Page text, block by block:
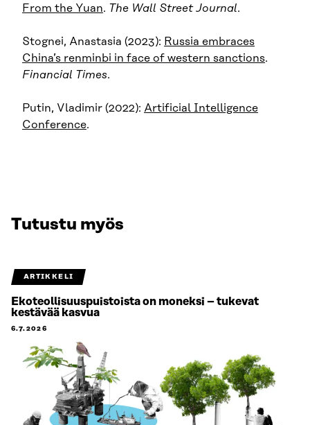
From the Yuan. The Wall Street Journal.
Stognei, Anastasia (2023): Russia embraces
China’s renminbi in face of western sanctions.
Financial Times.
Putin, Vladimir (2022): Artificial Intelligence
Conference.
Tutustu myös
ARTIKKELI
Ekoteollisuuspuistoista on moneksi – tukevat
kestävää kasvua
6.7.2026